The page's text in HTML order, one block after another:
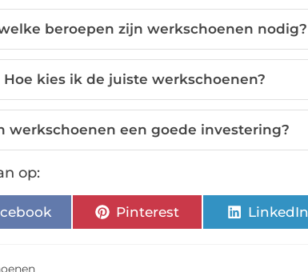
beroepen zijn werkschoenen nodig?
Hoe kies ik de juiste werkschoenen?
werkschoenen een goede investering?
op:
Pinterest LinkedIn